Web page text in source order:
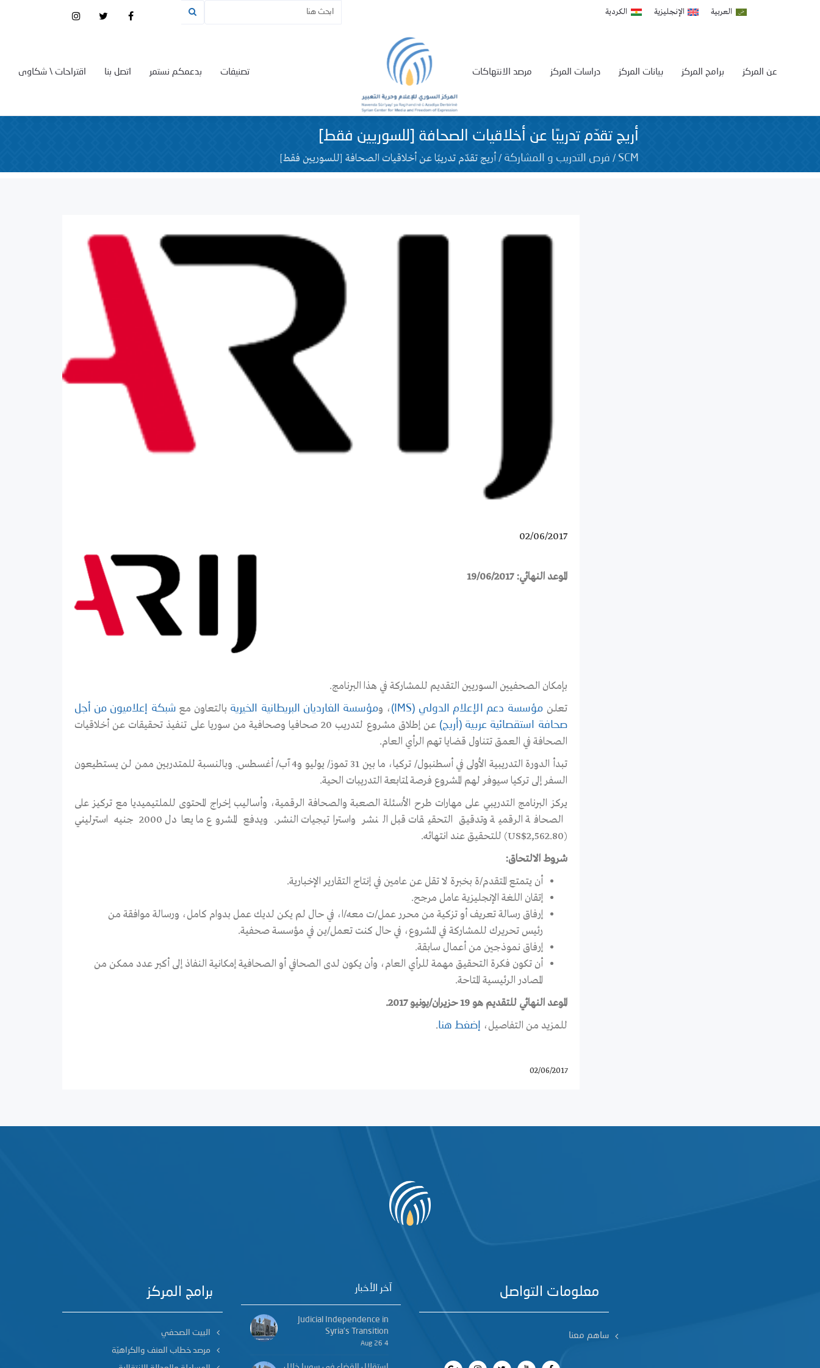
العربية الإنجليزية الكردية
اقتراحات \ شكاوى اتصل بنا بدعمكم نستمر تصنيفات مرصد الانتهاكات دراسات المركز بيانات المركز برامج المركز عن المركز
أريج تقدّم تدريبًا عن أخلاقيات الصحافة [للسوريين فقط]
SCM
/ فرص التدريب و المشاركة / أريج تقدّم تدريبًا عن أخلاقيات الصحافة [للسوريين فقط]
02/06/2017
الموعد النهائي: 19/06/2017
بإمكان الصحفيين السوريين التقديم للمشاركة في هذا البرنامج.
تعلن مؤسسة دعم الإعلام الدولي (IMS) ، ومؤسسة الغارديان البريطانية الخيرية بالتعاون مع شبكة إعلاميون من أجل
صحافة استقصائية عربية (أريج)
عن إطلاق مشروع لتدريب 20 صحافيا وصحافية من سوريا على تنفيذ تحقيقات عن أخلاقيات
الصحافة في العمق تتناول قضايا تهم الرأي العام.
تبدأ الدورة التدريبية الأولى في أسطنبول/ تركيا، ما بين 31 تموز/ يوليو و4 آب/ أغسطس. وبالنسبة للمتدربين ممن لن يستطيعون
السفر إلى تركيا سيوفر لهم المشروع فرصة لمتابعة التدريبات الحية.
يركز البرنامج التدريبي على مهارات طرح الأسئلة الصعبة والصحافة الرقمية، وأساليب إخراج المحتوى للملتيميديا مع تركيز على
الصحافة الرقمية وتدقيق التحقيقات قبل النشر واستراتيجيات النشر. ويدفع المشروع ما يعادل 2000 جنيه استرليني
(US$2,562.80) للتحقيق عند انتهائه.
شروط الالتحاق:
أن يتمتع المتقدم/ة بخبرة لا تقل عن عامين في إنتاج التقارير الإخبارية.
إتقان اللغة الإنجليزية عامل مرجح.
إرفاق رسالة تعريف أو تزكية من محرر عمل/ت معه/ا، في حال لم يكن لديك عمل بدوام كامل، ورسالة موافقة من
رئيس تحريرك للمشاركة في المشروع، في حال كنت تعمل/ين في مؤسسة صحفية.
إرفاق نموذجين من أعمال سابقة.
أن تكون فكرة التحقيق مهمة للرأي العام، وأن يكون لدى الصحافي أو الصحافية إمكانية النفاذ إلى أكبر عدد ممكن من
المصادر الرئيسية المتاحة.
الموعد النهائي للتقديم هو 19 حزيران/يونيو 2017.
للمزيد من التفاصيل،
إضغط هنا.
02/06/2017
برامج المركز
البيت الصحفي
مرصد خطاب العنف والكراهيّة
آخر الأخبار
Judicial Independence in
Syria’s Transition
4 Aug 26
معلومات التواصل
ساهم معنا